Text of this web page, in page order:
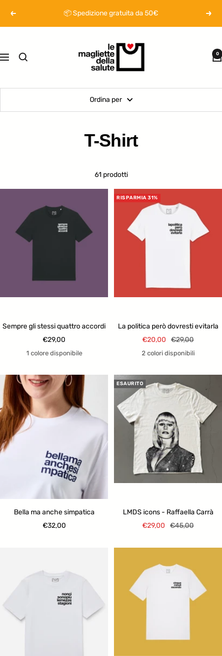
contenuto
Precedente 📦​ Spedizione gratuita da 50€
Navigazione
della
0
Ordina per
T-Shirt
61 prodotti
Sempre gli stessi quattro accordi
Prezzo
di
€29,00
1 colore disponibile
RISPARMIA 31%
La politica però dovresti evitarla
Prezzo
di
€20,00
Prezzo
regolare
€29,00
2 colori disponibili
Bella ma anche simpatica
Prezzo
€32,00
ESAURITO
LMDS icons - Raffaella Carrà
Prezzo
vendita
€29,00
Prezzo
€45,00